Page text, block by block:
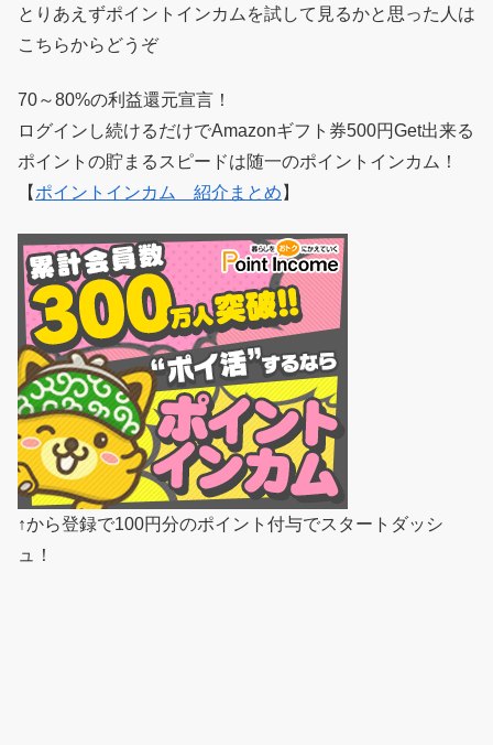
とりあえずポイントインカムを試して見るかと思った人は
こちらからどうぞ
70～80%の利益還元宣言！
ログインし続けるだけでAmazonギフト券500円Get出来る
ポイントの貯まるスピードは随一のポイントインカム！
【ポイントインカム 紹介まとめ 】
↑から登録で100円分のポイント付与でスタートダッシ
ュ！